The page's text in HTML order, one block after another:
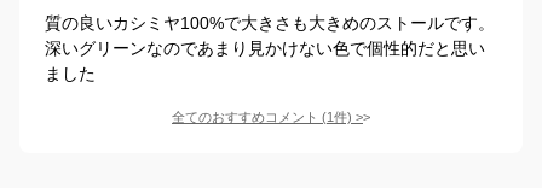
質の良いカシミヤ100%で大きさも大きめのストールです。
深いグリーンなのであまり見かけない色で個性的だと思い
ました
全てのおすすめコメント (1件) >